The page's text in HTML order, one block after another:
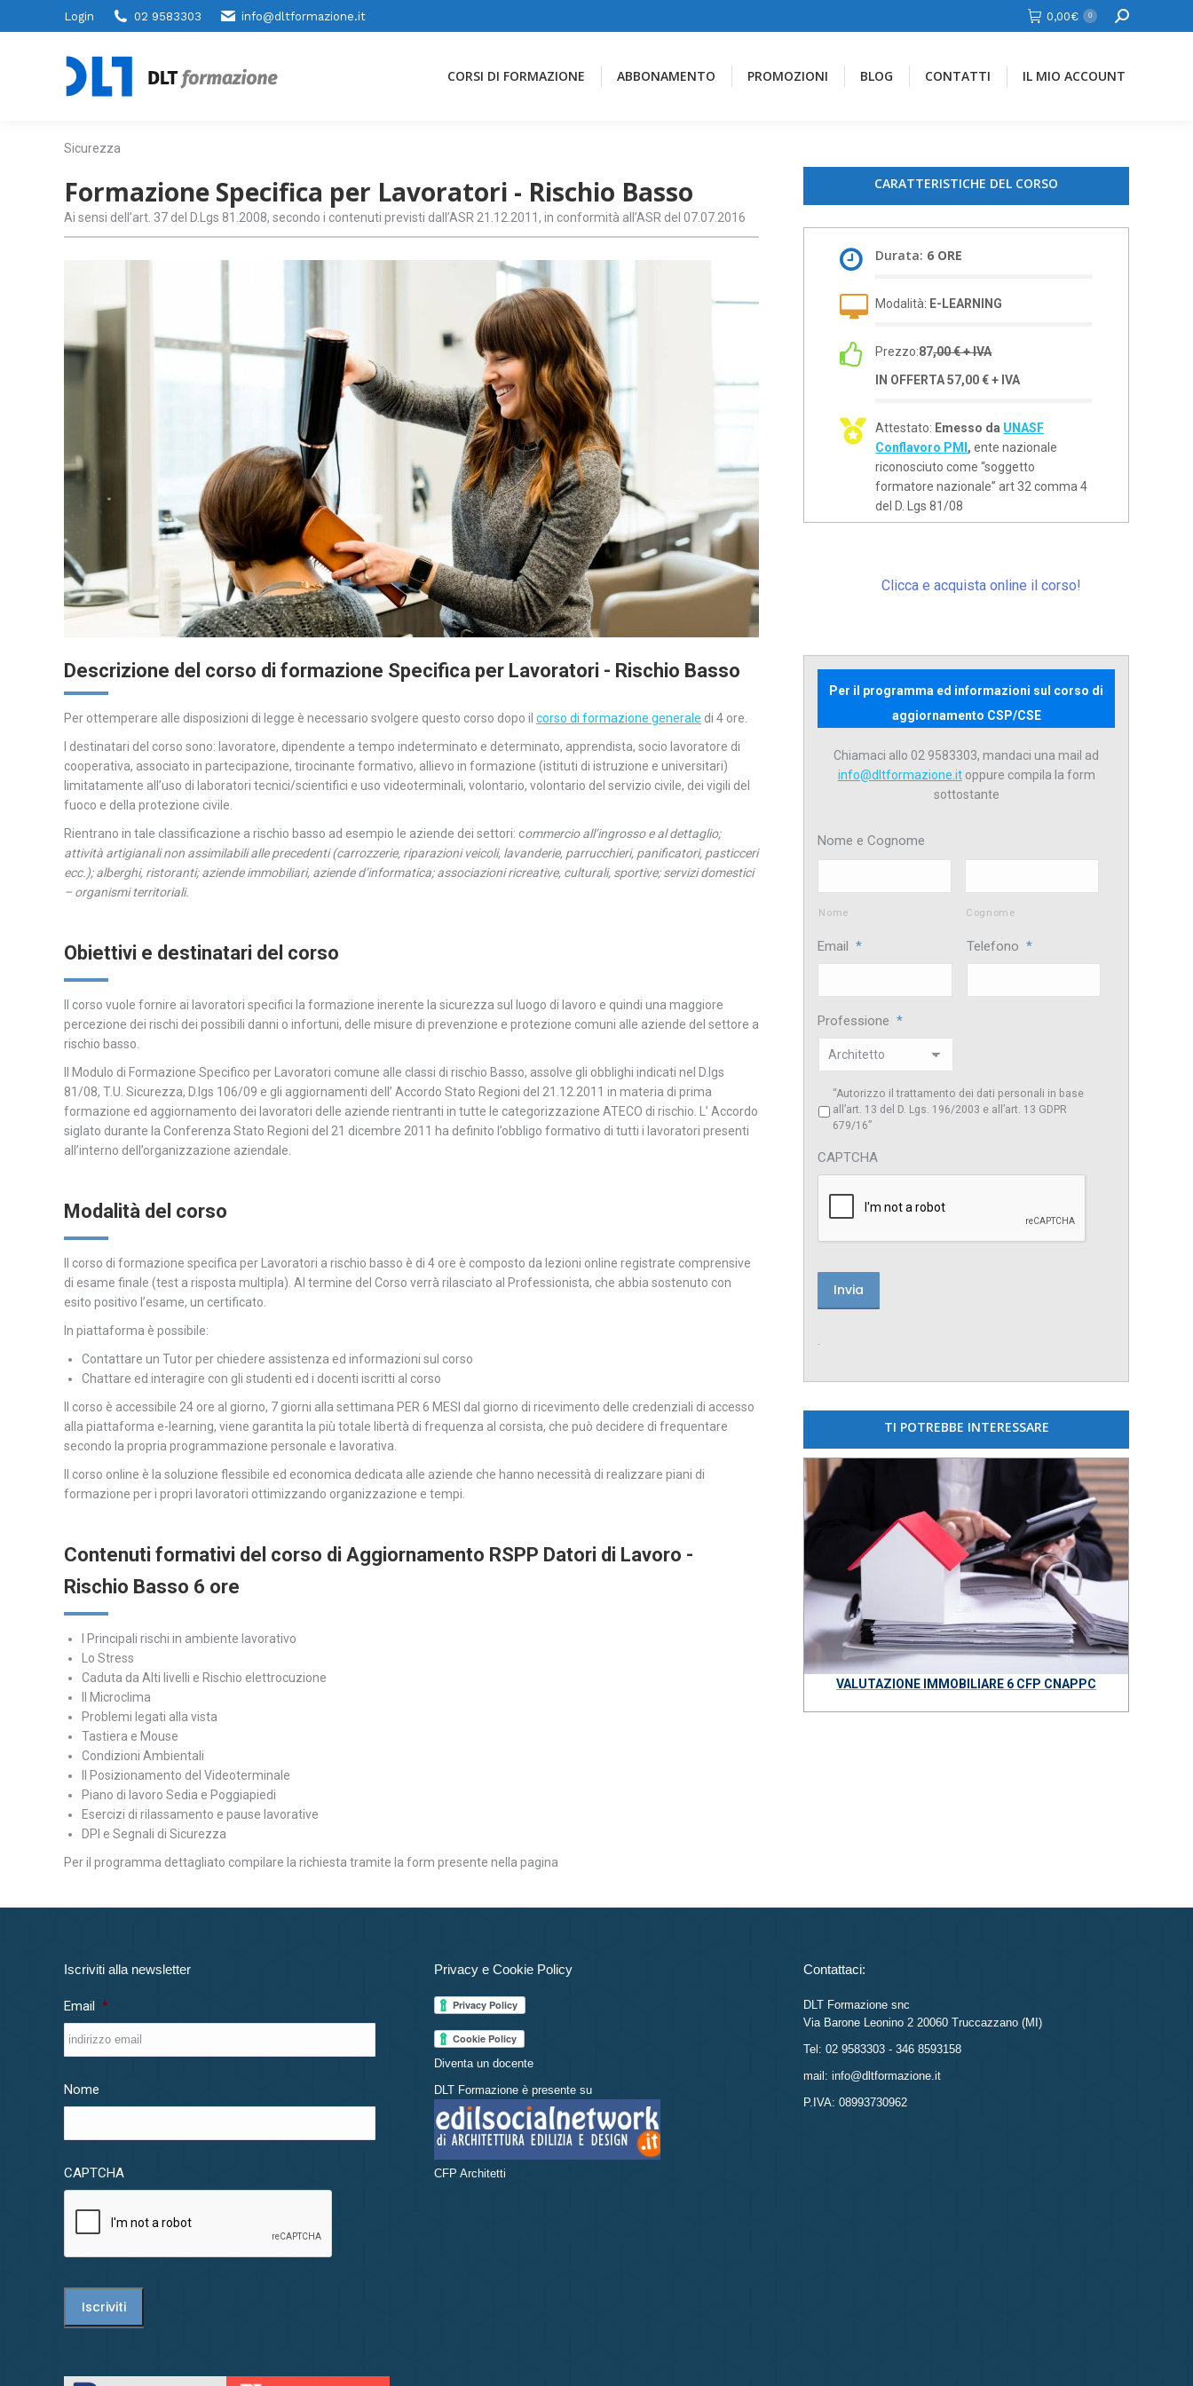
Login 02 9583303 info@dltformazione.it 0,00€ 0 Cerca
CORSI DI FORMAZIONE ABBONAMENTO PROMOZIONI BLOG CONTATTI IL MIO ACCOUNT
Sicurezza
Formazione Specifica per Lavoratori - Rischio Basso
Ai sensi dell’art. 37 del D.Lgs 81.2008, secondo i contenuti previsti dall’ASR 21.12.2011, in conformità all’ASR del 07.07.2016
CARATTERISTICHE DEL CORSO
Durata: 6 ORE
Modalità: E-LEARNING
Prezzo:87,00 € + IVA
IN OFFERTA 57,00 € + IVA
Attestato: Emesso da UNASF
Conflavoro PMI ,ente nazionale
riconosciuto come “soggetto
formatore nazionale” art 32 comma 4
del D. Lgs 81/08
Clicca e acquista online il corso!
Descrizione del corso di formazione Specifica per Lavoratori - Rischio Basso
Per ottemperare alle disposizioni di legge è necessario svolgere questo corso dopo il corso di formazione generale di 4 ore.
I destinatari del corso sono: lavoratore, dipendente a tempo indeterminato e determinato, apprendista, socio lavoratore di
cooperativa, associato in partecipazione, tirocinante formativo, allievo in formazione (istituti di istruzione e universitari)
limitatamente all’uso di laboratori tecnici/scientifici e uso videoterminali, volontario, volontario del servizio civile, dei vigili del
fuoco e della protezione civile.
Rientrano in tale classificazione a rischio basso ad esempio le aziende dei settori: commercio all’ingrosso e al dettaglio;
attività artigianali non assimilabili alle precedenti (carrozzerie, riparazioni veicoli, lavanderie, parrucchieri, panificatori, pasticceri
ecc.); alberghi, ristoranti; aziende immobiliari, aziende d’informatica; associazioni ricreative, culturali, sportive; servizi domestici
– organismi territoriali.
Obiettivi e destinatari del corso
Il corso vuole fornire ai lavoratori specifici la formazione inerente la sicurezza sul luogo di lavoro e quindi una maggiore
percezione dei rischi dei possibili danni o infortuni, delle misure di prevenzione e protezione comuni alle aziende del settore a
rischio basso.
Il Modulo di Formazione Specifico per Lavoratori comune alle classi di rischio Basso, assolve gli obblighi indicati nel D.lgs
81/08, T.U. Sicurezza, D.lgs 106/09 e gli aggiornamenti dell’ Accordo Stato Regioni del 21.12.2011 in materia di prima
formazione ed aggiornamento dei lavoratori delle aziende rientranti in tutte le categorizzazione ATECO di rischio. L’ Accordo
siglato durante la Conferenza Stato Regioni del 21 dicembre 2011 ha definito l’obbligo formativo di tutti i lavoratori presenti
all’interno dell’organizzazione aziendale.
Modalità del corso
Il corso di formazione specifica per Lavoratori a rischio basso è di 4 ore è composto da lezioni online registrate comprensive
di esame finale (test a risposta multipla). Al termine del Corso verrà rilasciato al Professionista, che abbia sostenuto con
esito positivo l’esame, un certificato.
In piattaforma è possibile:
Contattare un Tutor per chiedere assistenza ed informazioni sul corso
Chattare ed interagire con gli studenti ed i docenti iscritti al corso
Il corso è accessibile 24 ore al giorno, 7 giorni alla settimana PER 6 MESI dal giorno di ricevimento delle credenziali di accesso
alla piattaforma e-learning, viene garantita la più totale libertà di frequenza al corsista, che può decidere di frequentare
secondo la propria programmazione personale e lavorativa.
Il corso online è la soluzione flessibile ed economica dedicata alle aziende che hanno necessità di realizzare piani di
formazione per i propri lavoratori ottimizzando organizzazione e tempi.
Contenuti formativi del corso di Aggiornamento RSPP Datori di Lavoro -
Rischio Basso 6 ore
I Principali rischi in ambiente lavorativo
Lo Stress
Caduta da Alti livelli e Rischio elettrocuzione
Il Microclima
Problemi legati alla vista
Tastiera e Mouse
Condizioni Ambientali
Il Posizionamento del Videoterminale
Piano di lavoro Sedia e Poggiapiedi
Esercizi di rilassamento e pause lavorative
DPI e Segnali di Sicurezza
Per il programma dettagliato compilare la richiesta tramite la form presente nella pagina
Per il programma ed informazioni sul corso di
aggiornamento CSP/CSE
Chiamaci allo 02 9583303, mandaci una mail ad
info@dltformazione.itoppure compila la form
sottostante
Nome e Cognome
Nome Cognome
Email * Telefono *
Professione *
“Autorizzo il trattamento dei dati personali in base
all’art. 13 del D. Lgs. 196/2003 e all’art. 13 GDPR
679/16”
CAPTCHA
TI POTREBBE INTERESSARE
VALUTAZIONE IMMOBILIARE 6 CFP CNAPPC
Iscriviti alla newsletter
Email *
Nome
CAPTCHA
Privacy e Cookie Policy
Diventa un docente
DLT Formazione è presente su
CFP Architetti
Contattaci:
DLT Formazione snc
Via Barone Leonino 2 20060 Truccazzano (MI)
Tel: 02 9583303 - 346 8593158
mail: info@dltformazione.it
P.IVA: 08993730962